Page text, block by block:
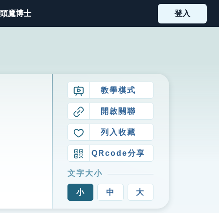
鷹博士 登入
教學模式
開啟關聯
列入收藏
QRcode分享
文字大小
小 中 大